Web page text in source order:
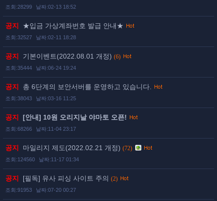
조회:28299 날짜:02-13 18:52
공지 ★입금 가상계좌번호 발급 안내★
조회:32527 날짜:02-11 18:28
공지 기본이벤트(2022.08.01 개정) (6)
조회:35444 날짜:06-24 19:24
공지 총 6단계의 보안서버를 운영하고 있습니다.
조회:38043 날짜:03-16 11:25
공지 [안내] 10원 오리지날 야마토 오픈!
조회:68266 날짜:11-04 23:17
공지 마일리지 제도(2022.02.21 개정) (72)
조회:124560 날짜:11-17 01:34
공지 [필독] 유사 피싱 사이트 주의 (2)
조회:91953 날짜:07-20 00:27